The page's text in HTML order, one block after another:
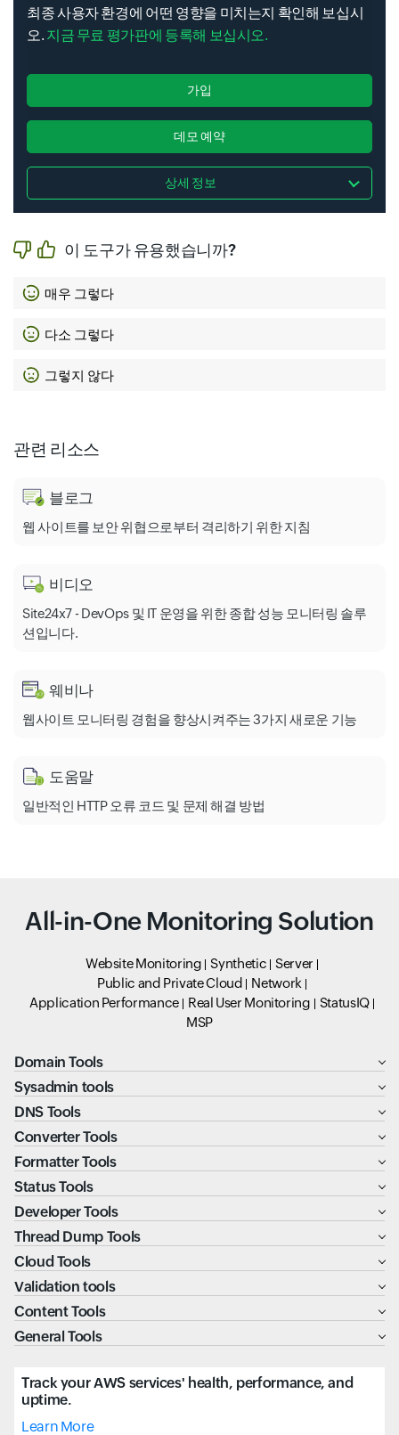
최종 사용자 환경에 어떤 영향을 미치는지 확인해 보십시
오. 지금 무료 평가판에 등록해 보십시오.
가입
데모 예약
상세 정보
이 도구가 유용했습니까?
매우 그렇다
다소 그렇다
그렇지 않다
관련 리소스
블로그
웹 사이트를 보안 위협으로부터 격리하기 위한 지침
비디오
Site24x7 - DevOps 및 IT 운영을 위한 종합 성능 모니터링 솔루
션입니다.
웨비나
웹사이트 모니터링 경험을 향상시켜주는 3가지 새로운 기능
도움말
일반적인 HTTP 오류 코드 및 문제 해결 방법
All-in-One Monitoring Solution
Website Monitoring Synthetic
Server
Public and Private Cloud
Network
Application Performance
Real User Monitoring
StatusIQ
MSP
Domain Tools
Sysadmin tools
DNS Tools
Converter Tools
Formatter Tools
Status Tools
Developer Tools
Thread Dump Tools
Cloud Tools
Validation tools
Content Tools
General Tools
Track your AWS services' health, performance, and
uptime.
Learn More